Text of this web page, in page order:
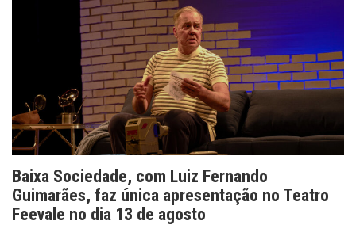
Baixa Sociedade, com Luiz Fernando
Guimarães, faz única apresentação no Teatro
Feevale no dia 13 de agosto